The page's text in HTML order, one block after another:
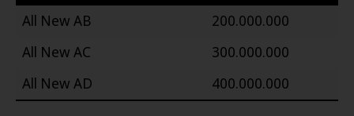
All New AB
200.000.000
All New AC
300.000.000
All New AD
400.000.000